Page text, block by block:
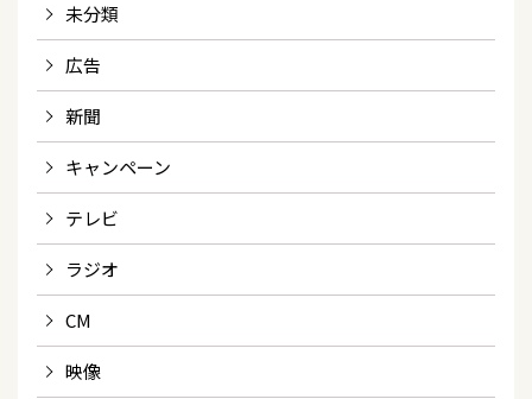
未分類
広告
新聞
キャンペーン
テレビ
ラジオ
CM
映像